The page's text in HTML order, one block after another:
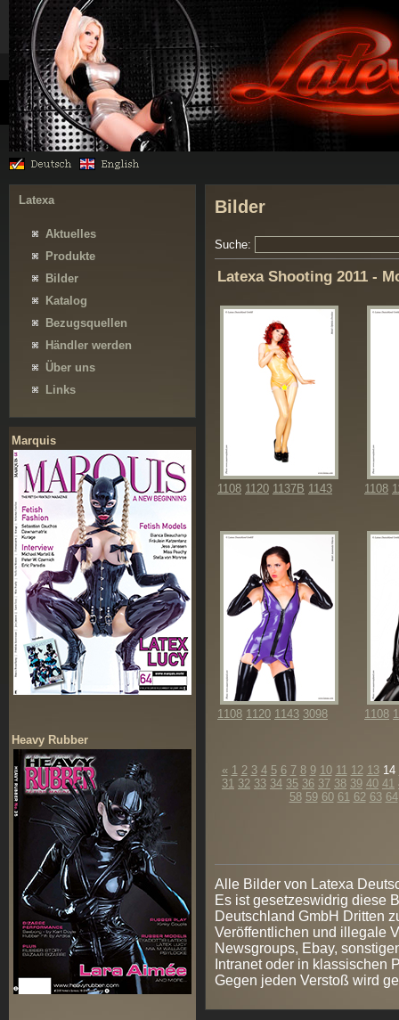
Latexa
Aktuelles
Produkte
Bilder
Katalog
Bezugsquellen
Händler werden
Über uns
Links
Marquis
Heavy Rubber
Bilder
Suche:
Latexa Shooting 2011 -
1108 1120 1137B 1143 1108
1108 1120 1143 3098 1108
« 1 2 3 4 5 6 7 8 9 10 11 12 1314
31 32 33 34 35 36 37 38 39 40 41
58 59 60 61 62 63 64
Alle Bilder von Latexa
Es ist gesetzeswidrig diese
Deutschland GmbH Dritten
Veröffentlichen und illegale
Newsgroups, Ebay,
Intranet oder in klassischen
Gegen jeden Verstoß wird